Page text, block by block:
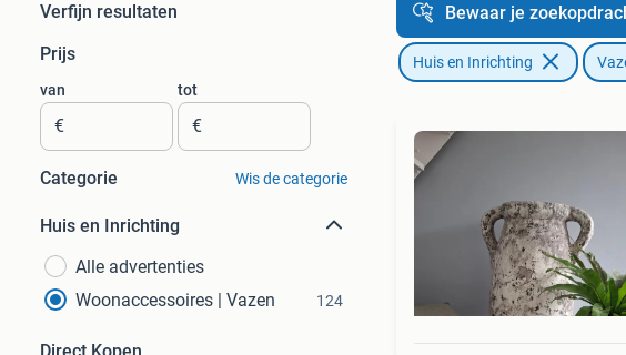
Verfijn resultaten
Prijs
van
€
tot
€
Categorie Wis de categorie
Huis en Inrichting
Alle advertenties
Woonaccessoires | Vazen
124
Bewaar je
Huis en Inrichting